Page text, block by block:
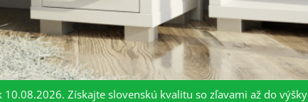
10.08.2026. Získajte slovenskú kvalitu so zľavami až do výšky